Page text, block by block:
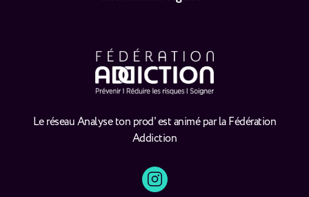
Le réseau Analyse ton prod' est animé par la Fédération
Addiction